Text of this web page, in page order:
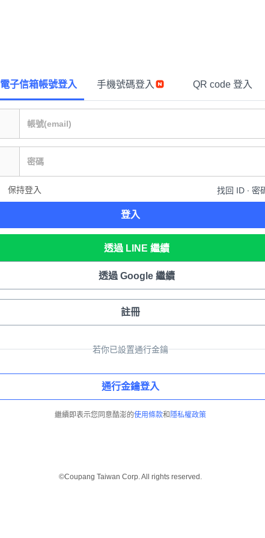
電子信箱帳號登入 手機號碼登入 QR code 登入
保持登入 找回 ID ∙ 密
登入
透過 LINE 繼續
透過 Google 繼續
註冊
若你已設置通行金鑰
通行金鑰登入
繼續即表示您同意酷澎的使用條款和 隱私權政策
©Coupang Taiwan Corp. All rights reserved.